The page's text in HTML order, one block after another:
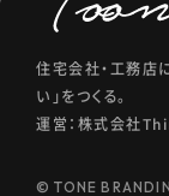
住宅会社・工務店
い」をつくる。
運営：株式会社
© TONE